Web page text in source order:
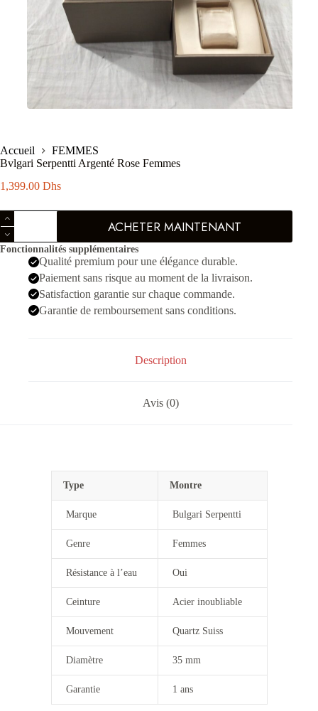
Accueil
FEMMES
Bvlgari Serpentti Argenté Rose Femmes
1,399.00 Dhs
quantité
de
Bvlgari
Serpentti
Argenté
Femmes
ACHETER MAINTENANT
Fonctionnalités supplémentaires
Qualité premium pour une élégance durable.
Paiement sans risque au moment de la livraison.
Satisfaction garantie sur chaque commande.
Garantie de remboursement sans conditions.
Description
Avis (0)
Type Montre
Marque Bulgari Serpentti
Genre Femmes
Résistance à l’eau Oui
Ceinture Acier inoubliable
Mouvement Quartz Suiss
Diamètre 35 mm
Garantie 1 ans